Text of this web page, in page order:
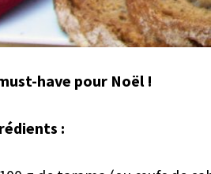
have pour Noël !
: